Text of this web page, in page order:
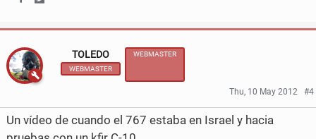
h
a
r
e
h
a
r
e
TOLEDO
WEBMASTER
WEBMASTER
Thu, 10 May 2012 #4
Un vídeo de cuando el 767 estaba en Israel y hacia